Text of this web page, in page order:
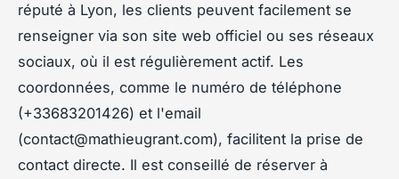
réputé à Lyon, les clients peuvent facilement se
renseigner via son site web officiel ou ses réseaux
sociaux, où il est régulièrement actif. Les
coordonnées, comme le numéro de téléphone
(+33683201426) et l'email
(contact@mathieugrant.com), facilitent la prise de
contact directe. Il est conseillé de réserver à